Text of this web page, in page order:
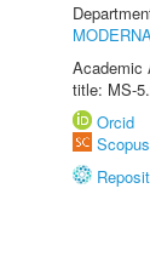
Academic
title: MS-
Orcid
Scopus